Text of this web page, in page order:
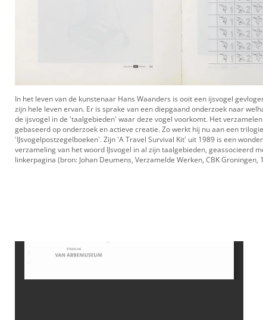
In het leven van de kunstenaar Hans Waanders is ooit een ijsvogel
zijn hele leven ervan. Er is sprake van een diepgaand onderzoek naar
de ijsvogel in de 'taalgebieden' waar deze vogel voorkomt. Het verzamelen
gebaseerd op onderzoek en actieve creatie. Zo werkt hij nu aan een
'IJsvogelpostzegelboeken'. Zijn 'A Travel Survival Kit' uit 1989 is een
verzameling van het woord IJsvogel in al zijn taalgebieden, geassocieerd
linkerpagina (bron: Johan Deumens, Verzamelde Werken, CBK Groningen,